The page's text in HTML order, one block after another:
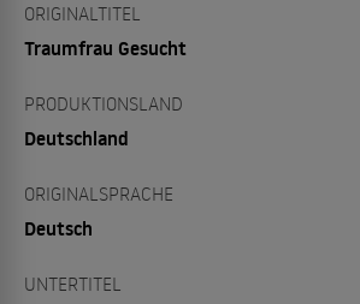
ORIGINALTITEL
Traumfrau Gesucht
PRODUKTIONSLAND
Deutschland
ORIGINALSPRACHE
Deutsch
UNTERTITEL